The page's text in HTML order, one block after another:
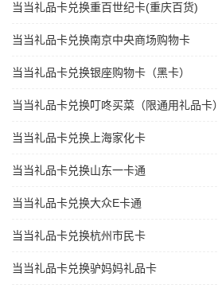
当当礼品卡兑换重百世纪卡(重庆百货)
当当礼品卡兑换南京中央商场购物卡
当当礼品卡兑换银座购物卡（黑卡）
当当礼品卡兑换叮咚买菜（限通用礼品卡）
当当礼品卡兑换上海家化卡
当当礼品卡兑换山东一卡通
当当礼品卡兑换大众E卡通
当当礼品卡兑换杭州市民卡
当当礼品卡兑换驴妈妈礼品卡